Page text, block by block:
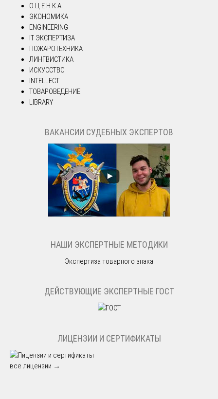
О Ц Е Н К А
ЭКОНОМИКА
ENGINEERING
IT ЭКСПЕРТИЗА
ПОЖАРОТЕХНИКА
ЛИНГВИСТИКА
ИСКУССТВО
INTELLECT
ТОВАРОВЕДЕНИЕ
LIBRARY
ВАКАНСИИ СУДЕБНЫХ ЭКСПЕРТОВ
НАШИ ЭКСПЕРТНЫЕ МЕТОДИКИ
Экспертиза товарного знака
ДЕЙСТВУЮЩИЕ ЭКСПЕРТНЫЕ ГОСТ
ЛИЦЕНЗИИ И СЕРТИФИКАТЫ
все лицензии →